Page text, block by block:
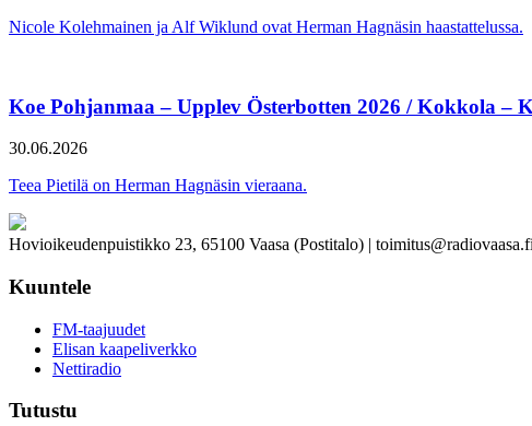
Nicole Kolehmainen ja Alf Wiklund ovat Herman Hagnäsin haastattelussa.
Koe Pohjanmaa – Upplev Österbotten 2026 / Kokkola –
30.06.2026
Teea Pietilä on Herman Hagnäsin vieraana.
Hovioikeudenpuistikko 23, 65100 Vaasa (Postitalo) | toimitus@radiovaasa.fi
Kuuntele
FM-taajuudet
Elisan kaapeliverkko
Nettiradio
Tutustu